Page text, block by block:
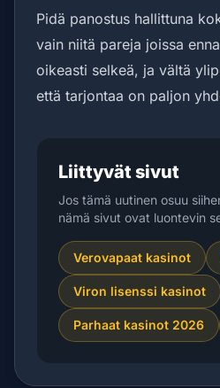
Pidä panostus hallittuna
vain niitä pareja joissa
oikeasti selkeä, ja vältä
että tarjontaa on paljon
Liittyvät sivut
Jos tämä uutinen osuu
nämä sivut ovat luontevin
Verovapaat kasinot
Viron lisenssi kasinot
Parhaat kasinot 2026